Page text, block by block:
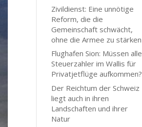
Zivildienst: Eine unnötige
Reform, die die
Gemeinschaft schwächt,
ohne die Armee zu stärken
Flughafen Sion: Müssen alle
Steuerzahler im Wallis für
Privatjetflüge aufkommen?
Der Reichtum der Schweiz
liegt auch in ihren
Landschaften und ihrer
Natur